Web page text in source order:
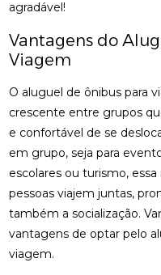
agradável!
Vantagens do
Viagem
O aluguel de ônibus para
crescente entre grupos
e confortável de se
em grupo, seja para
escolares ou turismo,
pessoas viajem juntas,
também a socialização.
vantagens de optar pelo
viagem.